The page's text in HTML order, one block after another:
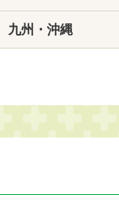
九州・沖縄